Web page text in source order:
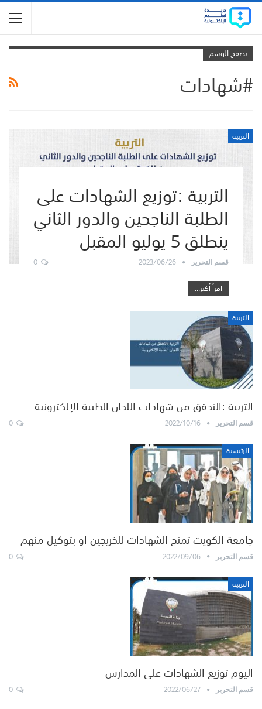
تصفح الوسم
#شهادات
التربية
التربية :توزيع الشهادات على
الطلبة الناجحين والدور الثاني
ينطلق 5 يوليو المقبل
قسم التحرير 2023/06/26
0
اقرأ أكثر...
التربية
التربية :التحقق من شهادات اللجان الطبية الإلكترونية
قسم التحرير 2022/10/16
الرئيسية
جامعة الكويت تمنح الشهادات للخريجين او بتوكيل منهم
قسم التحرير 2022/09/06
التربية
اليوم توزيع الشهادات على المدارس
قسم التحرير 2022/06/27